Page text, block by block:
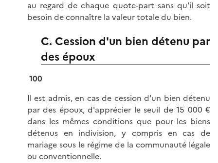
au regard de chaque quote-part sans qu'il soit
besoin de connaître la valeur totale du bien.
C. Cession d'un bien détenu par
des époux
100
Il est admis, en cas de cession d'un bien détenu
par des époux, d'apprécier le seuil de 15 000 €
dans les mêmes conditions que pour les biens
détenus en indivision, y compris en cas de
mariage sous le régime de la communauté légale
ou conventionnelle.